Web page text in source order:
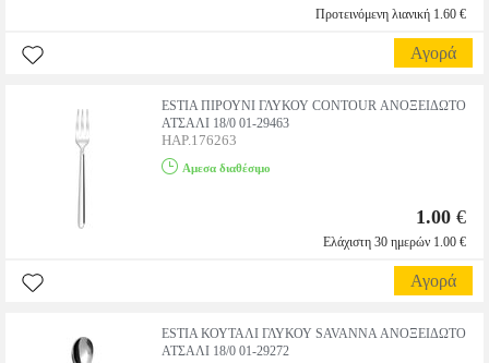
Προτεινόμενη λιανική 1.60 €
Αγορά
ESTIA ΠIΡΟΥΝΙ ΓΛΥΚΟΥ CONTOUR ΑΝΟΞΕΙΔΩΤΟ
ΑΤΣΑΛΙ 18/0 01-29463
HAP.176263
Αμεσα διαθέσιμο
1.00 €
Ελάχιστη 30 ημερών 1.00 €
Αγορά
ESTIA ΚΟΥΤΑΛΙ ΓΛΥΚΟΥ SAVANNA ΑΝΟΞΕΙΔΩΤΟ
ΑΤΣΑΛΙ 18/0 01-29272